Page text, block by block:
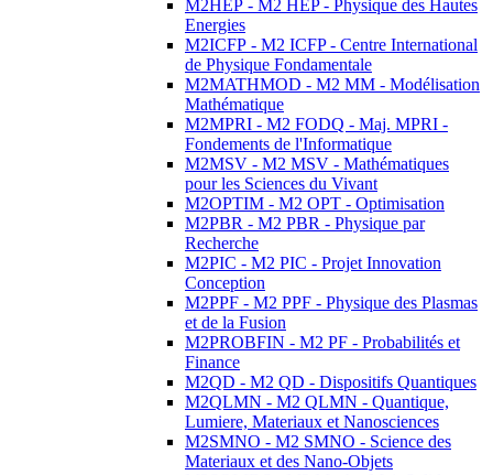
M2HEP - M2 HEP - Physique des Hautes
Energies
M2ICFP - M2 ICFP - Centre International
de Physique Fondamentale
M2MATHMOD - M2 MM - Modélisation
Mathématique
M2MPRI - M2 FODQ - Maj. MPRI -
Fondements de l'Informatique
M2MSV - M2 MSV - Mathématiques
pour les Sciences du Vivant
M2OPTIM - M2 OPT - Optimisation
M2PBR - M2 PBR - Physique par
Recherche
M2PIC - M2 PIC - Projet Innovation
Conception
M2PPF - M2 PPF - Physique des Plasmas
et de la Fusion
M2PROBFIN - M2 PF - Probabilités et
Finance
M2QD - M2 QD - Dispositifs Quantiques
M2QLMN - M2 QLMN - Quantique,
Lumiere, Materiaux et Nanosciences
M2SMNO - M2 SMNO - Science des
Materiaux et des Nano-Objets